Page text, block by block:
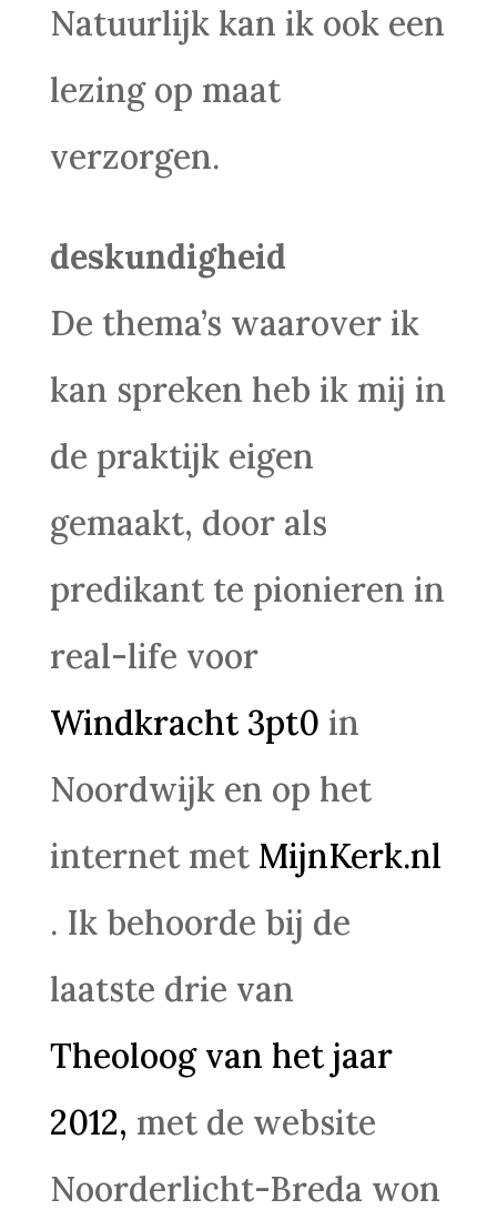
Natuurlijk kan ik ook een
lezing op maat
verzorgen.
deskundigheid
De thema’s waarover ik
kan spreken heb ik mij in
de praktijk eigen
gemaakt, door als
predikant te pionieren in
real-life voor
Windkracht 3pt0 in
Noordwijk en op het
internet met MijnKerk.nl
. Ik behoorde bij de
laatste drie van
Theoloog van het jaar
2012, met de website
Noorderlicht-Breda won